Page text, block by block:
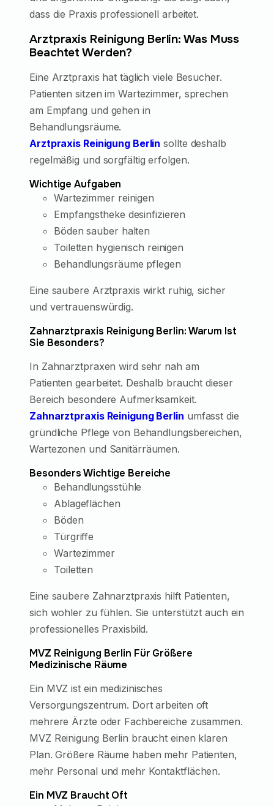
dass die Praxis professionell arbeitet.
Arztpraxis Reinigung Berlin: Was Muss
Beachtet Werden?
Eine Arztpraxis hat täglich viele Besucher.
Patienten sitzen im Wartezimmer, sprechen
am Empfang und gehen in
Behandlungsräume.
Arztpraxis Reinigung Berlin sollte deshalb
regelmäßig und sorgfältig erfolgen.
Wichtige Aufgaben
Wartezimmer reinigen
Empfangstheke desinfizieren
Böden sauber halten
Toiletten hygienisch reinigen
Behandlungsräume pflegen
Eine saubere Arztpraxis wirkt ruhig, sicher
und vertrauenswürdig.
Zahnarztpraxis Reinigung Berlin: Warum Ist
Sie Besonders?
In Zahnarztpraxen wird sehr nah am
Patienten gearbeitet. Deshalb braucht dieser
Bereich besondere Aufmerksamkeit.
Zahnarztpraxis Reinigung Berlin umfasst die
gründliche Pflege von Behandlungsbereichen,
Wartezonen und Sanitärräumen.
Besonders Wichtige Bereiche
Behandlungsstühle
Ablageflächen
Böden
Türgriffe
Wartezimmer
Toiletten
Eine saubere Zahnarztpraxis hilft Patienten,
sich wohler zu fühlen. Sie unterstützt auch ein
professionelles Praxisbild.
MVZ Reinigung Berlin Für Größere
Medizinische Räume
Ein MVZ ist ein medizinisches
Versorgungszentrum. Dort arbeiten oft
mehrere Ärzte oder Fachbereiche zusammen.
MVZ Reinigung Berlin braucht einen klaren
Plan. Größere Räume haben mehr Patienten,
mehr Personal und mehr Kontaktflächen.
Ein MVZ Braucht Oft